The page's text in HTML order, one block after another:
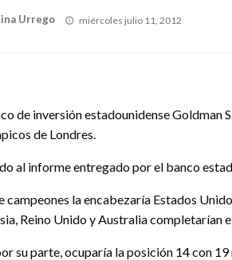
Urrego
Publicado
miércoles julio 11, 2012
de inversión estadounidense Goldman
de Londres.
al informe entregado por el banco
campeones la encabezaría Estados
Reino Unido y Australia completarían
su parte, ocuparía la posición 14 con